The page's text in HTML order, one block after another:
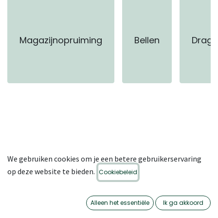
Magazijnopruiming Bellen
Geen product gedefinieerd
We gebruiken cookies om je een betere gebruikerservaring
op deze website te bieden. Cookiebeleid
Alleen het essentiële Ik ga akkoord